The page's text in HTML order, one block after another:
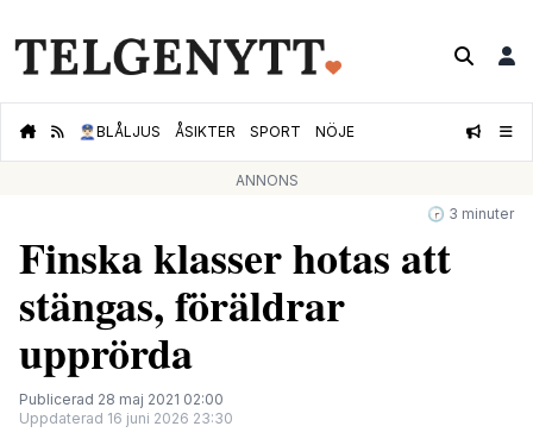
👮🏻‍♂️BLÅLJUS ÅSIKTER SPORT NÖJE
ANNONS
🕝 3 minuter
Finska klasser hotas att
stängas, föräldrar
upprörda
Publicerad 28 maj 2021 02:00
Uppdaterad 16 juni 2026 23:30